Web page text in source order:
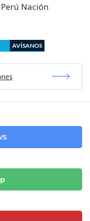
Nación
AVÍSANOS